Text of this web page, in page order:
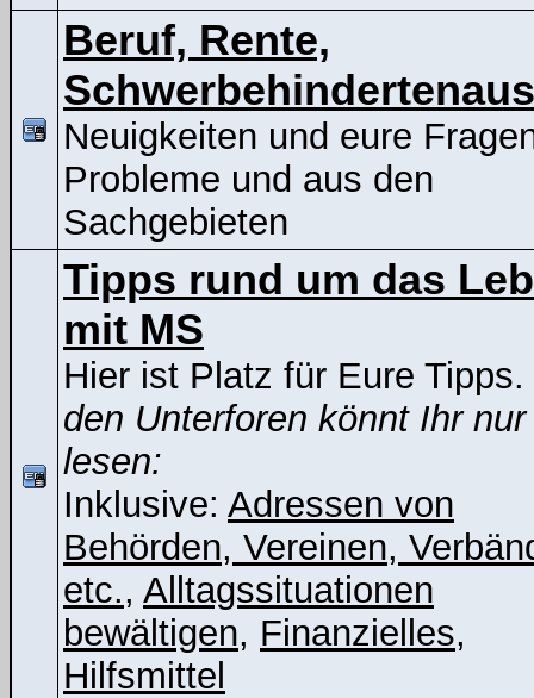
Beruf, Rente,
Neuigkeiten und eure
Probleme und aus den
Sachgebieten
Tipps rund um das
mit MS
Hier ist Platz für Eure Tipps.
den Unterforen könnt Ihr nur
lesen:
Inklusive: Adressen von
Behörden, Vereinen,
etc., Alltagssituationen
bewältigen, Finanzielles,
Hilfsmittel